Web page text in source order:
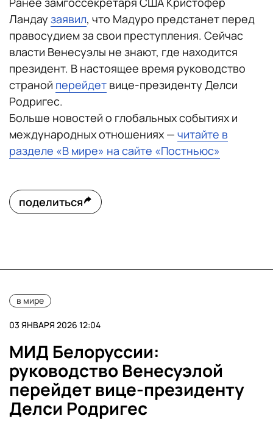
Ландау заявил, что Мадуро предстанет перед
правосудием за свои преступления. Сейчас
власти Венесуэлы не знают, где находится
президент. В настоящее время руководство
страной перейдет вице-президенту Делси
Родригес.
Больше новостей о глобальных событиях и
международных отношениях — читайте в
разделе «В мире» на сайте «Постньюс»
поделиться
в мире
03 ЯНВАРЯ 2026 12:04
МИД Белоруссии:
руководство Венесуэлой
перейдет вице-президенту
Делси Родригес